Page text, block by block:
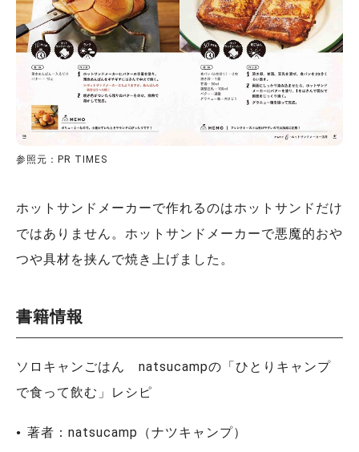
参照元：PR TIMES
ホットサンドメーカーで作れるのはホットサンドだけ
ではありません。ホットサンドメーカーで悪魔的おや
つや具材を挟んで焼き上げました。
書籍情報
ソロキャンごはん natsucampの「ひとりキャンプ
で食って飲む」レシピ
著者：natsucamp（ナツキャンプ）